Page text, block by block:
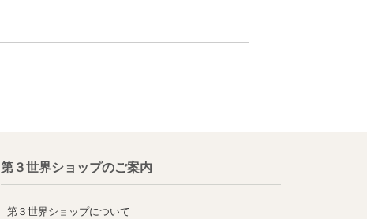
第３世界ショップのご案内
第３世界ショップについて